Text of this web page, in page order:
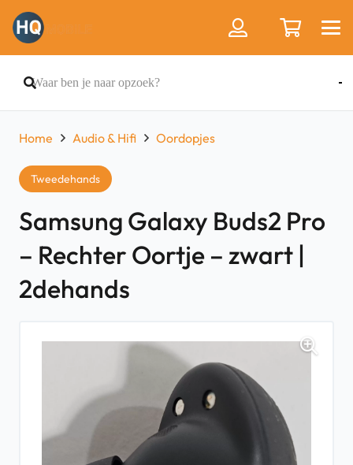
Home Audio & Hifi Oordopjes
Tweedehands
Samsung Galaxy Buds2 Pro
– Rechter Oortje – zwart |
2dehands